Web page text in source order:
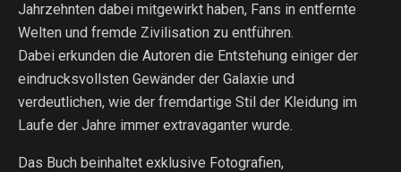
Jahrzehnten dabei mitgewirkt haben, Fans in entfernte
Welten und fremde Zivilisation zu entführen.
Dabei erkunden die Autoren die Entstehung einiger der
eindrucksvollsten Gewänder der Galaxie und
verdeutlichen, wie der fremdartige Stil der Kleidung im
Laufe der Jahre immer extravaganter wurde.
Das Buch beinhaltet exklusive Fotografien,